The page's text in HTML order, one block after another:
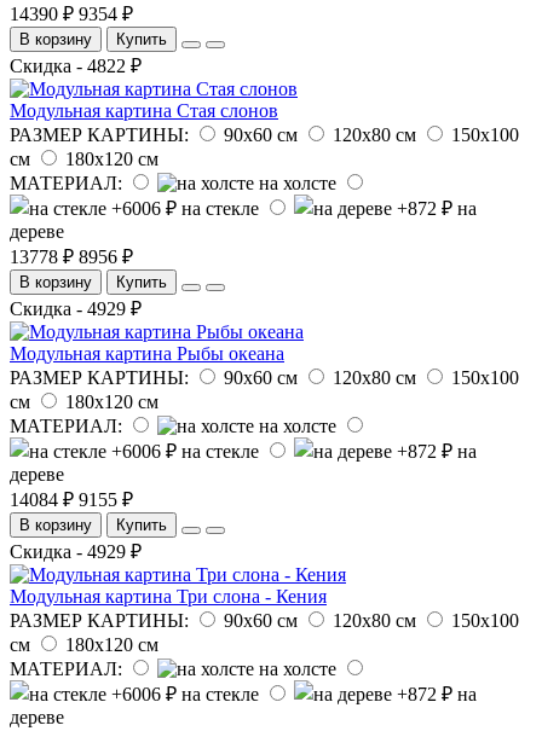
14390 ₽ 9354 ₽
В корзину Купить
Скидка - 4822 ₽
Модульная картина Стая слонов
РАЗМЕР КАРТИНЫ:
90х60 см 120х80 см
150х100
см
180х120 см
МАТЕРИАЛ:
на холсте
на стекле
на
дереве
13778 ₽ 8956 ₽
В корзину Купить
Скидка - 4929 ₽
Модульная картина Рыбы океана
РАЗМЕР КАРТИНЫ:
90х60 см 120х80 см
150х100
см
180х120 см
МАТЕРИАЛ:
на холсте
на стекле
на
дереве
14084 ₽ 9155 ₽
В корзину Купить
Скидка - 4929 ₽
Модульная картина Три слона - Кения
РАЗМЕР КАРТИНЫ:
90х60 см 120х80 см
150х100
см
180х120 см
МАТЕРИАЛ:
на холсте
на стекле
на
дереве